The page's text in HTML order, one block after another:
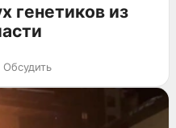
генетиков из
Обсудить